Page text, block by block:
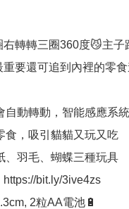
右轉轉三圈360度😼主
要還可追到內裡的零食
動轉動，智能感應系統
，吸引貓貓又玩又吃
羽毛、蝴蝶三種玩具
https://bit.ly/3ive4zs
2粒AA電池🔋